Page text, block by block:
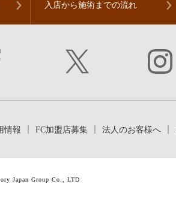
入店から施術までの流れ
情報 FC加盟店募集 法人のお客様へ
Japan Group Co., LTD